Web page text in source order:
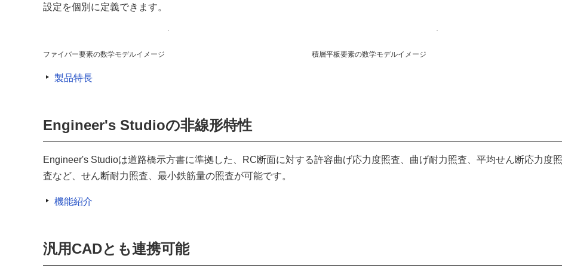
設定を個別に定義できます。
ファイバー要素の数学モデルイメージ 積層平板要素の数学モデルイメージ
製品特長
Engineer's Studioの非線形特性
Engineer's Studioは道路橋示方書に準拠した、RC断面に対する許容曲げ応力度照査、曲げ耐力照査、平均せん断応力度照
査など、せん断耐力照査、最小鉄筋量の照査が可能です。
機能紹介
汎用CADとも連携可能